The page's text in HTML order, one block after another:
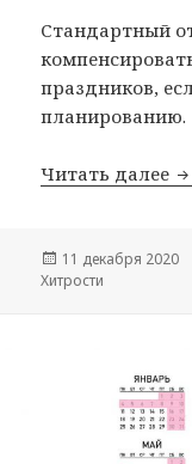
Стандартный
праздников,
планированию.
Читать далее
Опубликовано
11 декабря 2020
Хитрости